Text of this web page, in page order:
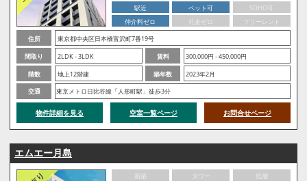
駅近
ペット可
SOHO可
仲介料ゼロ
礼金ゼロ
フリーレント
住所
東京都中央区日本橋富沢町7番19号
間取り
2LDK - 3LDK 賃料
300,000円 - 450,000円
階数
地上12階建 築年数
2023年2月
交通
東京メトロ日比谷線「人形町駅」徒歩3分
物件詳細を見る 空室一覧ページ お問合せページ
エムエー月島
新築 タワー
低層